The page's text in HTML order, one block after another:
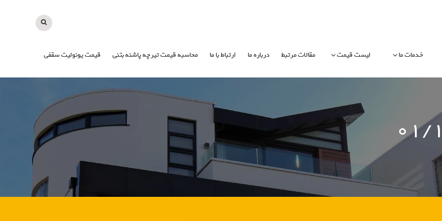
خدمات ما لیست قیمت مقالات مرتبط درباره ما ارتباط با ما محاسبه قیمت تیرچه پاشنه بتنی قیمت یونولیت سقفی